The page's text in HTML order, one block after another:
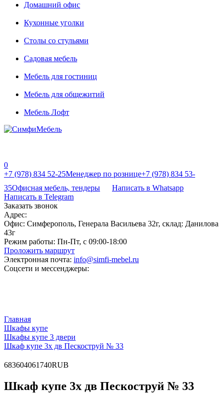
Домашний офис
Кухонные уголки
Столы со стульями
Садовая мебель
Мебель для гостиниц
Мебель для общежитий
Мебель Лофт
0
+7 (978) 834 52-25Менеджер по рознице+7 (978) 834 53-
35Офисная мебель, тендеры
Написать в Whatsapp
Написать в Telegram
Заказать звонок
Адрес:
Офис: Симферополь, Генерала Васильева 32г, склад: Данилова
43г
Режим работы: Пн-Пт, с 09:00-18:00
Проложить маршрут
Электронная почта: info@simfi-mebel.ru
Соцсети и мессенджеры:
Главная
Шкафы купе
Шкафы купе 3 двери
Шкаф купе 3х дв Пескоструй № 33
683604061740RUB
Шкаф купе 3х дв Пескоструй № 33